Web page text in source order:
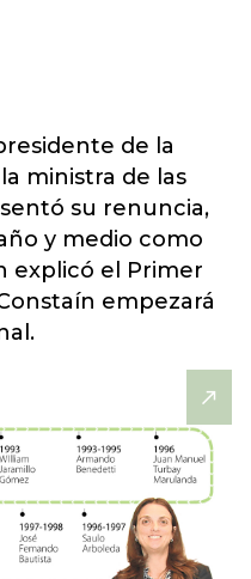
de la
ministra de las
su renuncia,
y medio como
explicó el Primer
empezará